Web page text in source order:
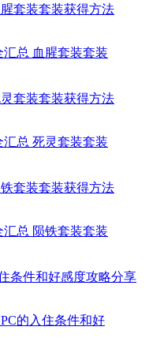
套装套装获得方法
套装套装获得方法
套装套装获得方法
条件和好感度攻略分享